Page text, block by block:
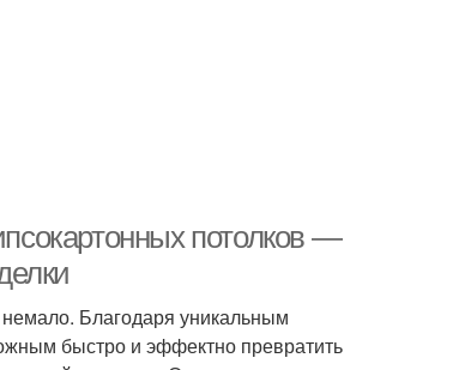
потолков —
Благодаря уникальным
быстро и эффектно превратить